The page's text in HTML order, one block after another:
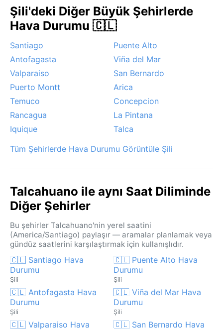
Şili'deki Diğer Büyük Şehirlerde
Hava Durumu 🇨🇱
Santiago
Puente Alto
Antofagasta
Viña del Mar
Valparaiso
San Bernardo
Puerto Montt
Arica
Temuco
Concepcion
Rancagua
La Pintana
Iquique
Talca
Tüm Şehirlerde Hava Durumu Görüntüle Şili
Talcahuano ile aynı Saat Diliminde
Diğer Şehirler
Bu şehirler Talcahuano'nin yerel saatini
(America/Santiago) paylaşır — aramalar planlamak veya
gündüz saatlerini karşılaştırmak için kullanışlıdır.
🇨🇱 Santiago Hava
Durumu
Şili
🇨🇱 Puente Alto Hava
Durumu
Şili
🇨🇱 Antofagasta Hava
Durumu
Şili
🇨🇱 Viña del Mar Hava
Durumu
Şili
🇨🇱 Valparaiso Hava
🇨🇱 San Bernardo Hava